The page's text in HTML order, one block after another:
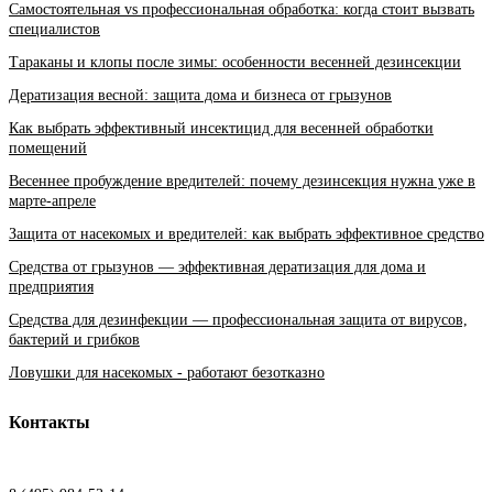
Самостоятельная vs профессиональная обработка: когда стоит вызвать
специалистов
Тараканы и клопы после зимы: особенности весенней дезинсекции
Дератизация весной: защита дома и бизнеса от грызунов
Как выбрать эффективный инсектицид для весенней обработки
помещений
Весеннее пробуждение вредителей: почему дезинсекция нужна уже в
марте-апреле
Защита от насекомых и вредителей: как выбрать эффективное средство
Средства от грызунов — эффективная дератизация для дома и
предприятия
Средства для дезинфекции — профессиональная защита от вирусов,
бактерий и грибков
Ловушки для насекомых - работают безотказно
Контакты